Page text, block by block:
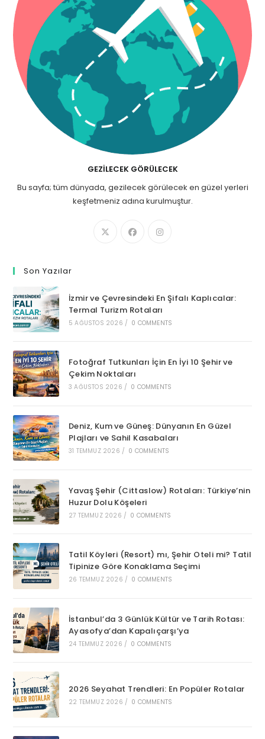
GEZILECEK GÖRÜLECEK
Bu sayfa; tüm dünyada, gezilecek görülecek en güzel yerleri
keşfetmeniz adına kurulmuştur.
Son Yazılar
İzmir ve Çevresindeki En Şifalı Kaplıcalar:
Termal Turizm Rotaları
5 AĞUSTOS 2026 / 0 COMMENTS
Fotoğraf Tutkunları İçin En İyi 10 Şehir ve
Çekim Noktaları
3 AĞUSTOS 2026 / 0 COMMENTS
Deniz, Kum ve Güneş: Dünyanın En Güzel
Plajları ve Sahil Kasabaları
31 TEMMUZ 2026 / 0 COMMENTS
Yavaş Şehir (Cittaslow) Rotaları: Türkiye’nin
Huzur Dolu Köşeleri
27 TEMMUZ 2026 / 0 COMMENTS
Tatil Köyleri (Resort) mı, Şehir Oteli mi? Tatil
Tipinize Göre Konaklama Seçimi
26 TEMMUZ 2026 / 0 COMMENTS
İstanbul’da 3 Günlük Kültür ve Tarih Rotası:
Ayasofya’dan Kapalıçarşı’ya
24 TEMMUZ 2026 / 0 COMMENTS
2026 Seyahat Trendleri: En Popüler Rotalar
22 TEMMUZ 2026 / 0 COMMENTS